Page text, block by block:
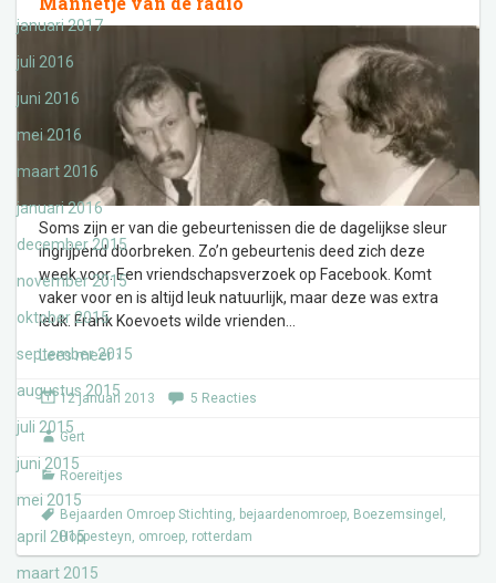
januari 2017
juli 2016
juni 2016
mei 2016
maart 2016
januari 2016
december 2015
november 2015
oktober 2015
september 2015
augustus 2015
juli 2015
juni 2015
mei 2015
april 2015
maart 2015
Soms zijn er van die gebeurtenissen die de dagelijkse sleur
ingrijpend doorbreken. Zo’n gebeurtenis deed zich deze
week voor. Een vriendschapsverzoek op Facebook. Komt
vaker voor en is altijd leuk natuurlijk, maar deze was extra
leuk. Frank Koevoets wilde vrienden
Lees meer ›
12 januari 2013 5 Reacties
Gert
Roereitjes
Bejaarden Omroep Stichting, bejaardenomroep, Boezemsingel ,
Hoppesteyn, omroep, rotterdam